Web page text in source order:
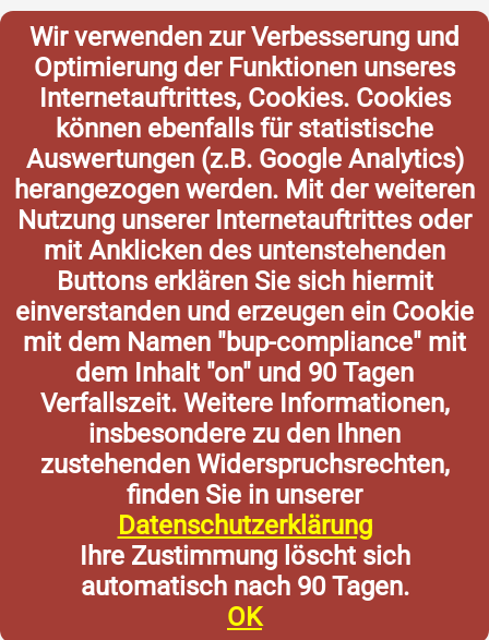
Wir verwenden zur Verbesserung und
Optimierung der Funktionen unseres
Internetauftrittes, Cookies. Cookies
können ebenfalls für statistische
Auswertungen (z.B. Google Analytics)
herangezogen werden. Mit der weiteren
Nutzung unserer Internetauftrittes oder
mit Anklicken des untenstehenden
Buttons erklären Sie sich hiermit
einverstanden und erzeugen ein Cookie
mit dem Namen "bup-compliance" mit
dem Inhalt "on" und 90 Tagen
Verfallszeit. Weitere Informationen,
insbesondere zu den Ihnen
zustehenden Widerspruchsrechten,
finden Sie in unserer
Datenschutzerklärung
Ihre Zustimmung löscht sich
automatisch nach 90 Tagen.
OK